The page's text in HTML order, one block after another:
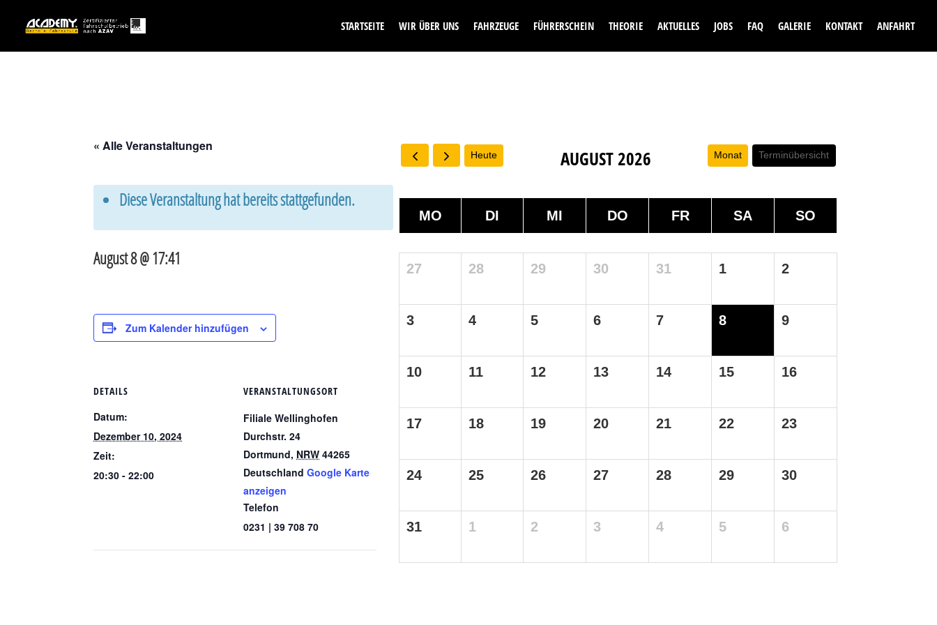
STARTSEITE WIR ÜBER UNS FAHRZEUGE FÜHRERSCHEIN THEORIE AKTUELLES JOBS FAQ GALERIE KONTAKT ANFAHRT
« Alle Veranstaltungen
Diese Veranstaltung hat bereits stattgefunden.
August 8 @ 17:41
Zum Kalender hinzufügen
DETAILS
Datum:
Dezember 10, 2024
Zeit:
20:30 - 22:00
VERANSTALTUNGSORT
Filiale Wellinghofen
Durchstr. 24
Dortmund, NRW 44265
Deutschland Google Karte
anzeigen
Telefon
0231 | 39 708 70
Heute AUGUST 2026 Monat Terminübersicht
MO DI MI DO FR SA SO
27 28 29 30 31 1 2
3 4 5 6 7 8 9
10 11 12 13 14 15 16
17 18 19 20 21 22 23
24 25 26 27 28 29 30
31 1 2 3 4 5 6